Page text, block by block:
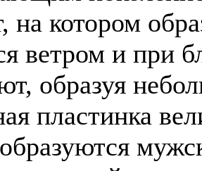
на котором
ветром и при
образуя
пластинка
образуются